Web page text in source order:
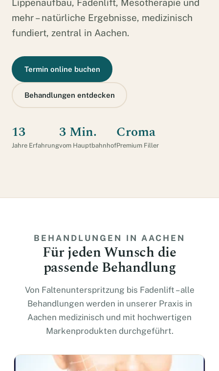
Lippenaufbau, Fadenlift, Mesotherapie und
mehr – natürliche Ergebnisse, medizinisch
fundiert, zentral in Aachen.
Termin online buchen
Behandlungen entdecken
13
Jahre Erfahrung
3 Min.
vom Hauptbahnhof
Croma
Premium Filler
BEHANDLUNGEN IN AACHEN
Für jeden Wunsch die
passende Behandlung
Von Faltenunterspritzung bis Fadenlift – alle
Behandlungen werden in unserer Praxis in
Aachen medizinisch und mit hochwertigen
Markenprodukten durchgeführt.